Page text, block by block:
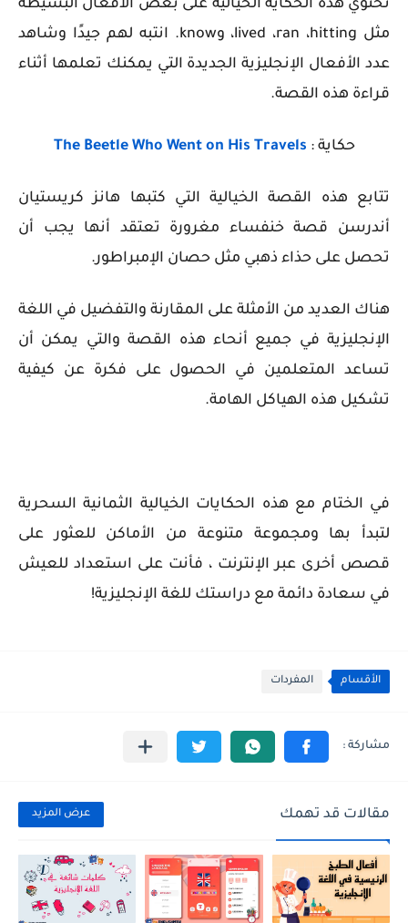
تحتوي هذه الحكاية الخيالية على بعض الأفعال البسيطة
مثل lived ،ran ،hitting، وknow. انتبه لهم جيدًا وشاهد
عدد الأفعال الإنجليزية الجديدة التي يمكنك تعلمها أثناء
قراءة هذه القصة.
حكاية : The Beetle Who Went on His Travels
تتابع هذه القصة الخيالية التي كتبها هانز كريستيان
أندرسن قصة خنفساء مغرورة تعتقد أنها يجب أن
تحصل على حذاء ذهبي مثل حصان الإمبراطور.
هناك العديد من الأمثلة على المقارنة والتفضيل في اللغة
الإنجليزية في جميع أنحاء هذه القصة والتي يمكن أن
تساعد المتعلمين في الحصول على فكرة عن كيفية
تشكيل هذه الهياكل الهامة.
في الختام مع هذه الحكايات الخيالية الثمانية السحرية
لتبدأ بها ومجموعة متنوعة من الأماكن للعثور على
قصص أخرى عبر الإنترنت ، فأنت على استعداد للعيش
في سعادة دائمة مع دراستك للغة الإنجليزية!
الأقسام المفردات
مقالات قد تهمك عرض المزيد